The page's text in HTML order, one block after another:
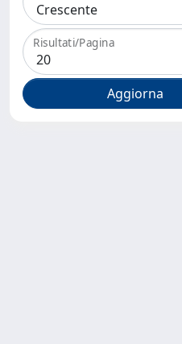
Risultati/Pagina